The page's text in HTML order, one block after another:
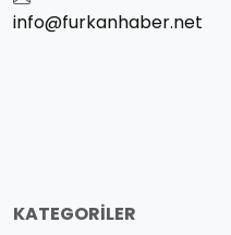
info@furkanhaber.net
KATEGORILER